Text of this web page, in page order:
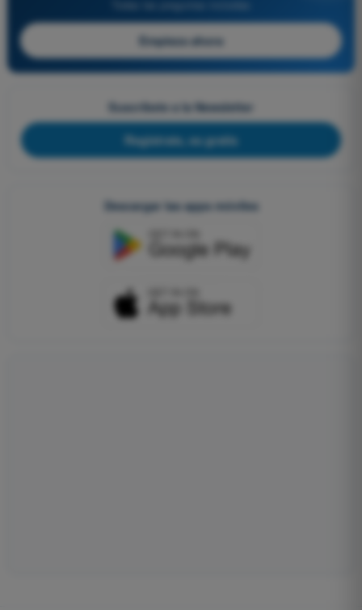
Empieza ahora
Suscríbete a la Newsletter
Regístrate, es gratis
Descargar las apps móviles